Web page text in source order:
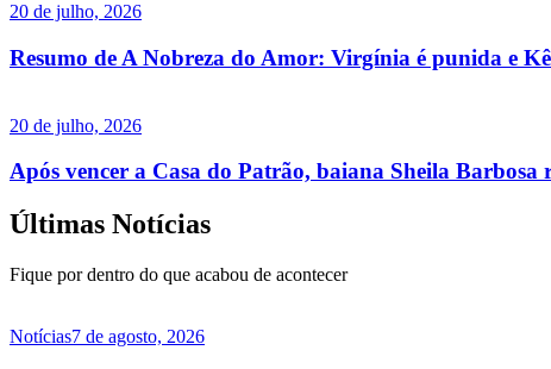
20 de julho, 2026
Resumo de A Nobreza do Amor: Virgínia é punida e
20 de julho, 2026
Após vencer a Casa do Patrão, baiana Sheila
Últimas Notícias
Fique por dentro do que acabou de acontecer
Notícias7 de agosto, 2026